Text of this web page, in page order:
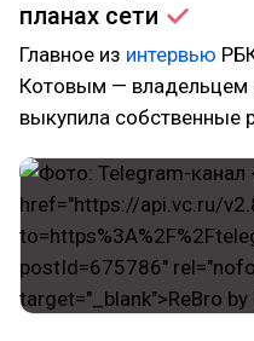
планах сети
Главное из интервью
Котовым — владельцем
выкупила собственные